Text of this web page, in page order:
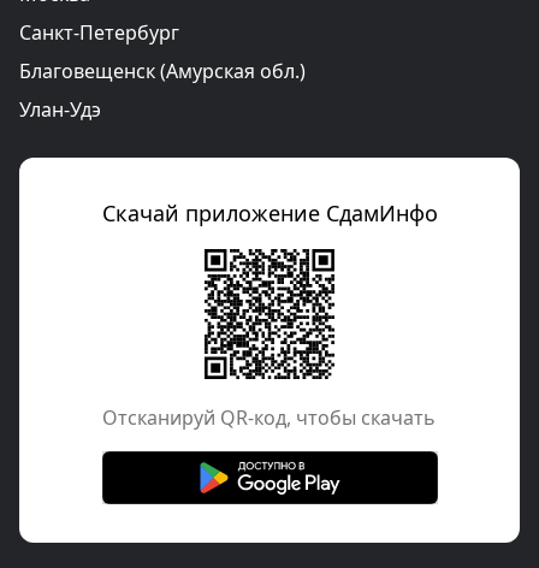
Санкт-Петербург
Благовещенск (Амурская обл.)
Улан-Удэ
Скачай приложение СдамИнфо
Отcканируй QR-код, чтобы скачать